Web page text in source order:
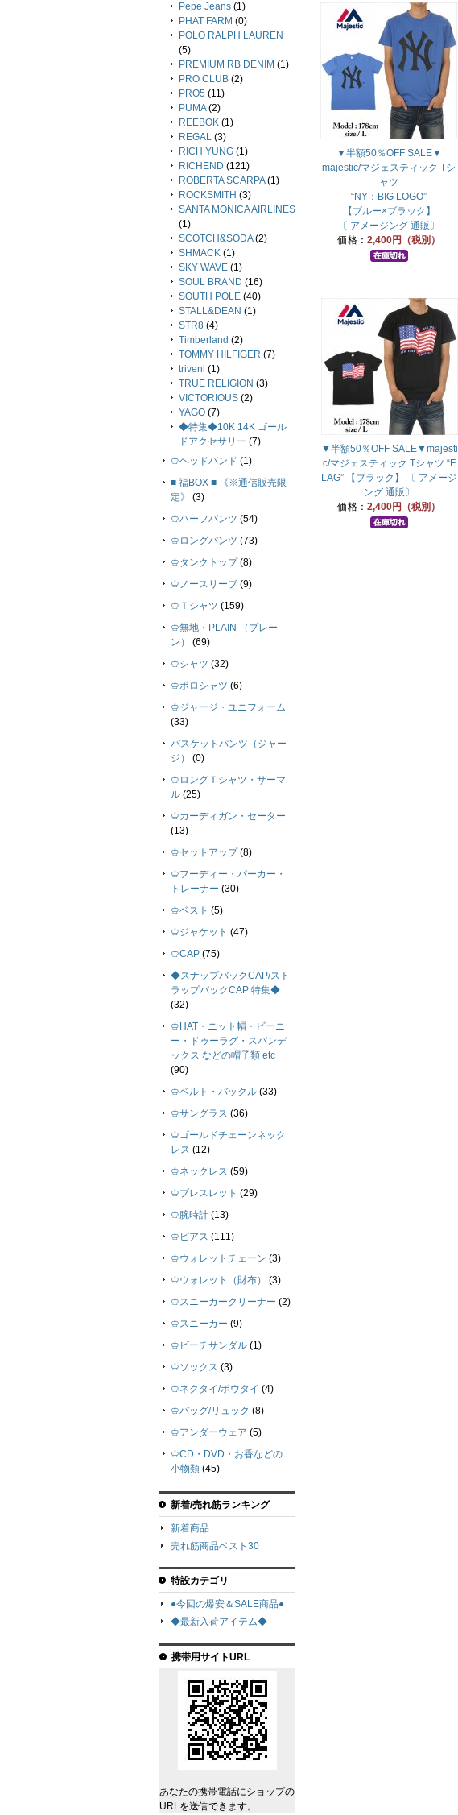
▼半額50％OFF SALE▼
majestic/マジェスティック Tシ
ャツ
“NY：BIG LOGO”
【ブルー×ブラック】
〔 アメージング 通販〕
価格： 2,400円（税別）
▼半額50％OFF SALE▼majesti
c/マジェスティック Tシャツ “F
LAG” 【ブラック】 〔 アメージ
ング 通販〕
価格： 2,400円（税別）
Pepe Jeans (1)
PHAT FARM (0)
POLO RALPH LAUREN
(5)
PREMIUM RB DENIM (1)
PRO CLUB (2)
PRO5 (11)
PUMA (2)
REEBOK (1)
REGAL (3)
RICH YUNG (1)
RICHEND (121)
ROBERTA SCARPA (1)
ROCKSMITH (3)
SANTA MONICA AIRLINES
(1)
SCOTCH&SODA (2)
SHMACK (1)
SKY WAVE (1)
SOUL BRAND (16)
SOUTH POLE (40)
STALL&DEAN (1)
STR8 (4)
Timberland (2)
TOMMY HILFIGER (7)
triveni (1)
TRUE RELIGION (3)
VICTORIOUS (2)
YAGO (7)
◆特集◆10K 14K ゴール
ドアクセサリー (7)
♔ヘッドバンド (1)
■ 福BOX ■ 《※通信販売限
定》
(3)
♔ハーフパンツ (54)
♔ロングパンツ (73)
♔タンクトップ (8)
♔ノースリーブ (9)
♔Ｔシャツ (159)
♔無地・PLAIN （プレー
ン）
(69)
♔シャツ (32)
♔ポロシャツ (6)
♔ジャージ・ユニフォーム
(33)
バスケットパンツ（ジャー
ジ）
(0)
♔ロングＴシャツ・サーマ
ル (25)
♔カーディガン・セーター
(13)
♔セットアップ (8)
♔フーディー・パーカー・
トレーナー (30)
♔ベスト (5)
♔ジャケット (47)
♔CAP (75)
◆スナップバックCAP/スト
ラップバックCAP 特集◆
(32)
♔HAT・ニット帽・ビーニ
ー・ドゥーラグ・スパンデ
ックス などの帽子類 etc
(90)
♔ベルト・バックル (33)
♔サングラス (36)
♔ゴールドチェーンネック
レス (12)
♔ネックレス (59)
♔ブレスレット (29)
♔腕時計 (13)
♔ピアス (111)
♔ウォレットチェーン (3)
♔ウォレット（財布）
(3)
♔スニーカークリーナー (2)
♔スニーカー (9)
♔ビーチサンダル (1)
♔ソックス (3)
♔ネクタイ/ボウタイ (4)
♔バッグ/リュック (8)
♔アンダーウェア (5)
♔CD・DVD・お香などの
小物類 (45)
新着/売れ筋ランキング
新着商品
売れ筋商品ベスト30
特設カテゴリ
●今回の爆安＆SALE商品●
◆最新入荷アイテム◆
携帯用サイトURL
あなたの携帯電話にショップの
URLを送信できます。